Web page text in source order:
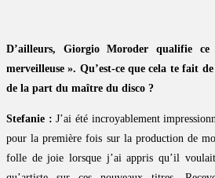
D’ailleurs, Giorgio Moroder qualifie
merveilleuse ». Qu’est-ce que cela te fait
de la part du maître du disco ?
Stefanie : J’ai été incroyablement
pour la première fois sur la production de
folle de joie lorsque j’ai appris qu’il